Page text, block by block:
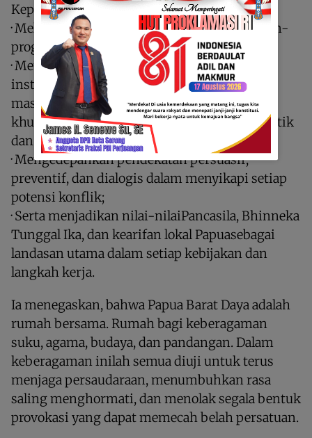
Kepala Badan Kesbangpol yakni:
· Melanjutkan dan menyempurnakan program-
program strategis yang telah berjalan;
· Memperkuat sinergi dengan Forkopimda,
instansi vertikal, serta seluruh elemen
masyarakat; Menjaga netralitas aparatur,
khususnya dalam menghadapi dinamika politik
dan demokrasi;
· Mengedepankan pendekatan persuasif,
preventif, dan dialogis dalam menyikapi setiap
potensi konflik;
· Serta menjadikan nilai-nilaiPancasila, Bhinneka
Tunggal Ika, dan kearifan lokal Papuasebagai
landasan utama dalam setiap kebijakan dan
langkah kerja.
Ia menegaskan, bahwa Papua Barat Daya adalah
rumah bersama. Rumah bagi keberagaman
suku, agama, budaya, dan pandangan. Dalam
keberagaman inilah semua diuji untuk terus
menjaga persaudaraan, menumbuhkan rasa
saling menghormati, dan menolak segala bentuk
provokasi yang dapat memecah belah persatuan.